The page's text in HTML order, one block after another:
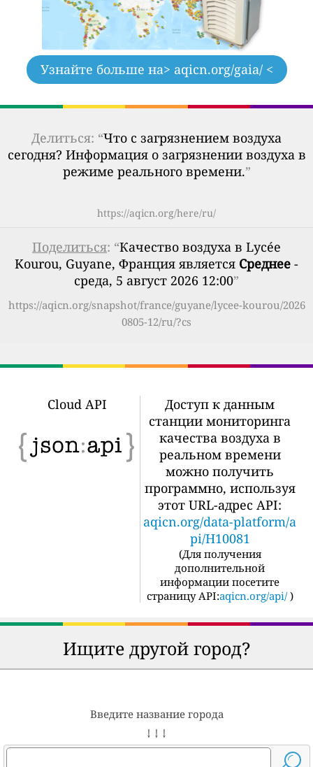
Узнайте больше на> aqicn.org/gaia/ <
Делиться: “Что с загрязнением воздуха
сегодня? Информация о загрязнении воздуха в
режиме реального времени.”
https://aqicn.org/here/ru/
Поделиться: “Качество воздуха в Lycée
Kourou, Guyane, Франция является Среднее -
среда, 5 август 2026 12:00”
https://aqicn.org/snapshot/france/guyane/lycee-kourou/2026
0805-12/ru/?cs
Cloud API
Доступ к данным
станции мониторинга
качества воздуха в
реальном времени
можно получить
программно, используя
этот URL-адрес API:
aqicn.org/data-platform/a
pi/H10081
(Для получения
дополнительной
информации посетите
страницу API:aqicn.org/api/ )
Ищите другой город?
Введите название города
↓ ↓ ↓